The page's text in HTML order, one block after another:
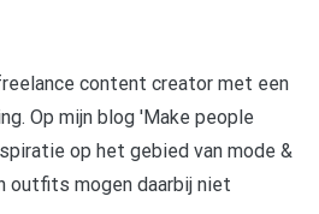
content creator met een
Op mijn blog 'Make people
op het gebied van mode &
outfits mogen daarbij niet